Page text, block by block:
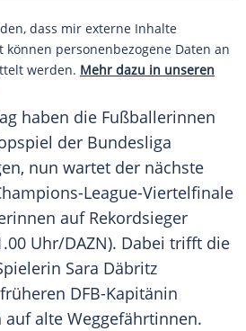
dass mir externe Inhalte
personenbezogene Daten an
werden. Mehr dazu in unseren
haben die Fußballerinnen
der Bundesliga
nun wartet der nächste
League-Viertelfinale
auf Rekordsieger
Uhr/DAZN). Dabei trifft die
Sara Däbritz
DFB-Kapitänin
auf alte Weggefährtinnen.